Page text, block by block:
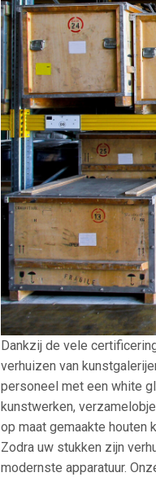
Dankzij de vele
verhuizen van
personeel met een white
kunstwerken,
op maat gemaakte houten
Zodra uw stukken zijn
modernste apparatuur.